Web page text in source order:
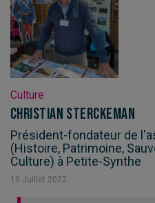
Culture
Christian Sterckeman
Président-fondateur de
(Histoire, Patrimoine,
Culture) à Petite-Synthe
19 Juillet 2022